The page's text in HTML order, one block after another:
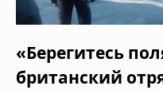
«Берегитесь
британский